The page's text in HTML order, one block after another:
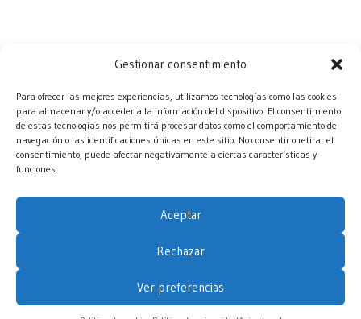
Gestionar consentimiento
Para ofrecer las mejores experiencias, utilizamos tecnologías como las cookies
para almacenar y/o acceder a la información del dispositivo. El consentimiento
de estas tecnologías nos permitirá procesar datos como el comportamiento de
navegación o las identificaciones únicas en este sitio. No consentir o retirar el
consentimiento, puede afectar negativamente a ciertas características y
funciones.
Aceptar
Rechazar
Ver preferencias
Política de cookies
© 2026 Mudanzas Flippers, Todos los derechos reservados.
💬